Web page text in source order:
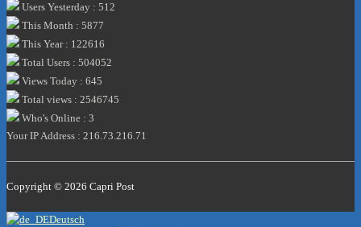
Users Yesterday : 512
This Month : 5877
This Year : 122616
Total Users : 504052
Views Today : 645
Total views : 2546745
Who's Online : 3
Your IP Address : 216.73.216.71
Copyright © 2026 Capri Post
Deutsch